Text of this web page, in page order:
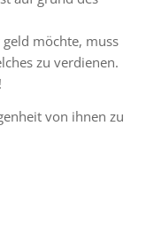
möchte, muss
zu verdienen.
von ihnen zu